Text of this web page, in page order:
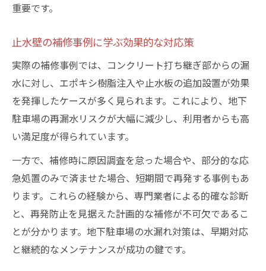
重要です。
止水壁の補修事例に学ぶ効果的な対応策
実際の補修事例では、コンクリート打ち継ぎ部からの漏
水に対し、エポキシ樹脂注入や止水板の追加設置が効果
を発揮したケースが多く見られます。これにより、地下
駐車場の再漏水リスクが大幅に減少し、利用者からも高
い満足度が得られています。
一方で、補修時に原因調査を怠った場合や、部分的な応
急処置のみで済ませた場合、短期間で再発する事例もあ
ります。これらの経験から、専門業者による的確な診断
と、再発防止を見据えた計画的な補修が不可欠であるこ
とが分かります。地下駐車場の水漏れ対策は、早期対応
と継続的なメンテナンスが成功の鍵です。